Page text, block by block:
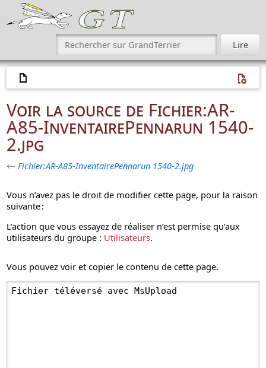
Voir la source de Fichier:AR-
A85-InventairePennarun 1540-
2.jpg
← Fichier:AR-A85-InventairePennarun 1540-2.jpg
Vous n’avez pas le droit de modifier cette page, pour la raison
suivante :
L’action que vous essayez de réaliser n’est permise qu’aux
utilisateurs du groupe : Utilisateurs.
Vous pouvez voir et copier le contenu de cette page.